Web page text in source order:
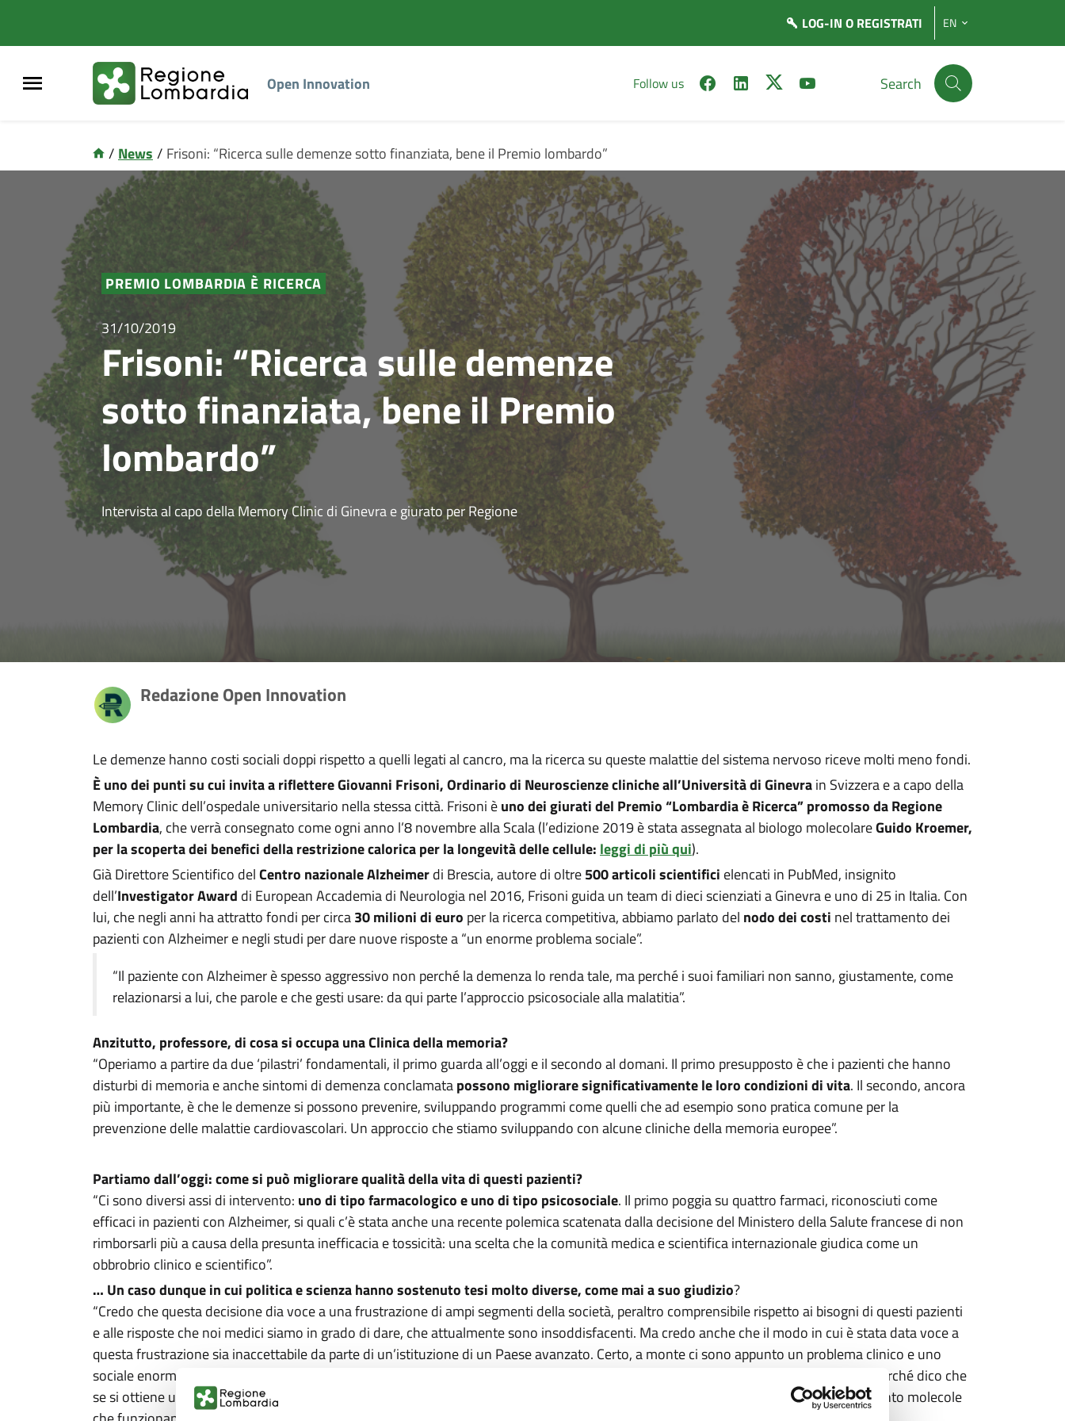
contenuto
footer
LOG-IN O REGISTRATI EN
Open Innovation Follow us Search
/ News / Frisoni: “Ricerca sulle demenze sotto finanziata, bene il Premio lombardo”
PREMIO LOMBARDIA È RICERCA
31/10/2019
Frisoni: “Ricerca sulle demenze
sotto finanziata, bene il Premio
lombardo”
Intervista al capo della Memory Clinic di Ginevra e giurato per Regione
Redazione Open Innovation
Le demenze hanno costi sociali doppi rispetto a quelli legati al cancro, ma la ricerca su queste malattie del sistema nervoso riceve molti meno fondi.
È uno dei punti su cui invita a riflettereGiovanni Frisoni,Ordinario di Neuroscienze cliniche all’Università di Ginevrain Svizzera e a capo della
Memory Clinic dell’ospedale universitario nella stessa città. Frisoni èuno dei giurati del Premio “Lombardia è Ricerca” promosso da Regione
Lombardia, che verrà consegnato come ogni anno l’8 novembre alla Scala (l’edizione 2019 è stata assegnata al biologo molecolareGuido Kroemer,
per la scoperta dei benefici della restrizione calorica per la longevità delle cellule: leggi di più qui).
Già Direttore Scientifico delCentro nazionale Alzheimerdi Brescia, autore di oltre500 articoli scientifici elencati in PubMed, insignito
dell’Investigator Award di European Accademia di Neurologia nel 2016, Frisoni guida un team di dieci scienziati a Ginevra e uno di 25 in Italia. Con
lui, che negli anni ha attratto fondi per circa30 milioni di euro per la ricerca competitiva, abbiamo parlato del nodo dei costi nel trattamento dei
pazienti con Alzheimer e negli studi per dare nuove risposte a “un enorme problema sociale”.
“Il paziente con Alzheimer è spesso aggressivo non perché la demenza lo renda tale, ma perché i suoi familiari non sanno, giustamente, come
relazionarsi a lui, che parole e che gesti usare: da qui parte l’approccio psicosociale alla malatitia”.
Anzitutto, professore, di cosa si occupa una Clinica della memoria?
“Operiamo a partire da due ‘pilastri’ fondamentali, il primo guarda all’oggi e il secondo al domani. Il primo presupposto è che i pazienti che hanno
disturbi di memoria e anche sintomi di demenza conclamatapossono migliorare significativamente le loro condizioni di vita. Il secondo, ancora
più importante, è che le demenze si possono prevenire, sviluppando programmi come quelli che ad esempio sono pratica comune per la
prevenzione delle malattie cardiovascolari. Un approccio che stiamo sviluppando con alcune cliniche della memoria europee”.
Partiamo dall’oggi: come si può migliorare qualità della vita di questi pazienti?
“Ci sono diversi assi di intervento: uno di tipo farmacologico e uno di tipo psicosociale. Il primo poggia su quattro farmaci, riconosciuti come
efficaci in pazienti con Alzheimer, si quali c’è stata anche una recente polemica scatenata dalla decisione del Ministero della Salute francese di non
rimborsarli più a causa della presunta inefficacia e tossicità: una scelta che la comunità medica e scientifica internazionale giudica come un
obbrobrio clinico e scientifico”.
… Un caso dunque in cui politica e scienza hanno sostenuto tesi molto diverse, come mai a suo giudizio?
“Credo che questa decisione dia voce a una frustrazione di ampi segmenti della società, peraltro comprensibile rispetto ai bisogni di questi pazienti
e alle risposte che noi medici siamo in grado di dare, che attualmente sono insoddisfacenti. Ma credo anche che il modo in cui è stata data voce a
questa frustrazione sia inaccettabile da parte di un’istituzione di un Paese avanzato. Certo, a monte ci sono appunto un problema clinico e uno
sociale enormi. E intanto la ricerca scientifica a volte illude i cittadini con informazioni fuorvianti, che poi generano delusione. Ecco perché dico che
se si ottiene un risultato positivo nei testi su animali questo deve essere chiaro nella comunicazione ai non specialisti, visto che su cento molecole